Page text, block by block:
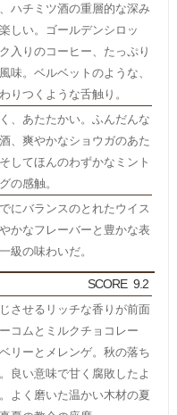
ハチミツ酒の重層的な深み
しい。ゴールデンシロッ
入りのコーヒー、たっぷり
味。ベルベットのような、
りつくような舌触り。
、あたたかい。ふんだんな
、爽やかなショウガのあた
してほんのわずかなミント
の感触。
にバランスのとれたウイス
かなフレーバーと豊かな表
級の味わいだ。
SCORE 9.2
させるリッチな香りが前面
コムとミルクチョコレー
リーとメレンゲ。秋の落ち
良い意味で甘く腐敗したよ
よく磨いた温かい木材の夏